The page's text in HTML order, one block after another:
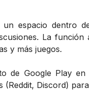
espacio dentro
La
y más juegos.
de Google Play en
Discord)